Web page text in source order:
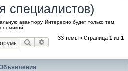
специалистов)
авантюру. Интересно будет только тем,
Поиск Расширенный поиск
33 темы • Страница 1 из 1